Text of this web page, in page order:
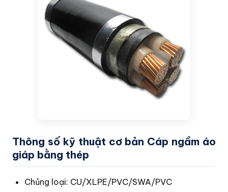
Thông số kỹ thuật cơ bản Cáp ngầm áo
giáp bằng thép
Chủng loại: CU/XLPE/PVC/SWA/PVC